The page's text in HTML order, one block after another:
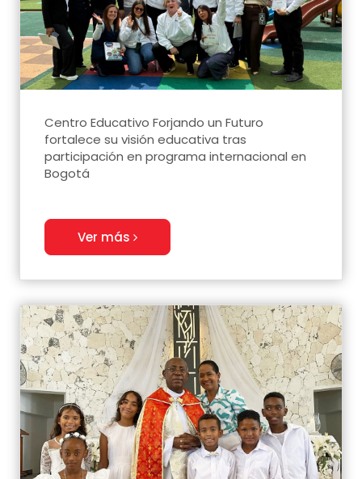
Centro Educativo Forjando un Futuro
fortalece su visión educativa tras
participación en programa internacional en
Bogotá
Ver más